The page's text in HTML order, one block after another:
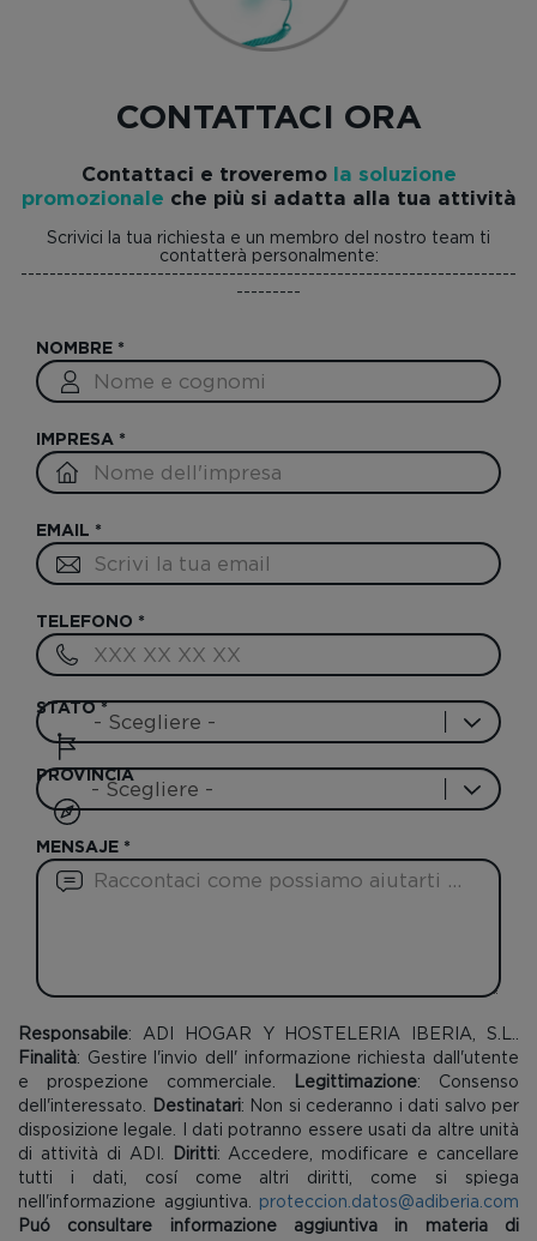
CONTATTACI ORA
Contattaci e troveremo
la soluzione
promozionale che più si adatta alla tua attività
Scrivici la tua richiesta e un membro del nostro team ti
contatterà personalmente:
---------------------------------------------------------------------
---------
NOMBRE *
IMPRESA *
EMAIL *
TELEFONO *
STATO*
PROVINCIA
MENSAJE *
Responsabile: ADI HOGAR Y HOSTELERIA IBERIA, S.L..
Finalità: Gestire l'invio dell' informazione richiesta dall'utente
e prospezione commerciale.
Legittimazione: Consenso
dell'interessato.
Destinatari: Non si cederanno i dati salvo per
disposizione legale. I dati potranno essere usati da altre unità
di attività di ADI.
Diritti: Accedere, modificare e cancellare
tutti i dati, cosí come altri diritti, come si spiega
nell'informazione aggiuntiva. proteccion.datos@adiberia.com
Puó consultare informazione aggiuntiva in materia di